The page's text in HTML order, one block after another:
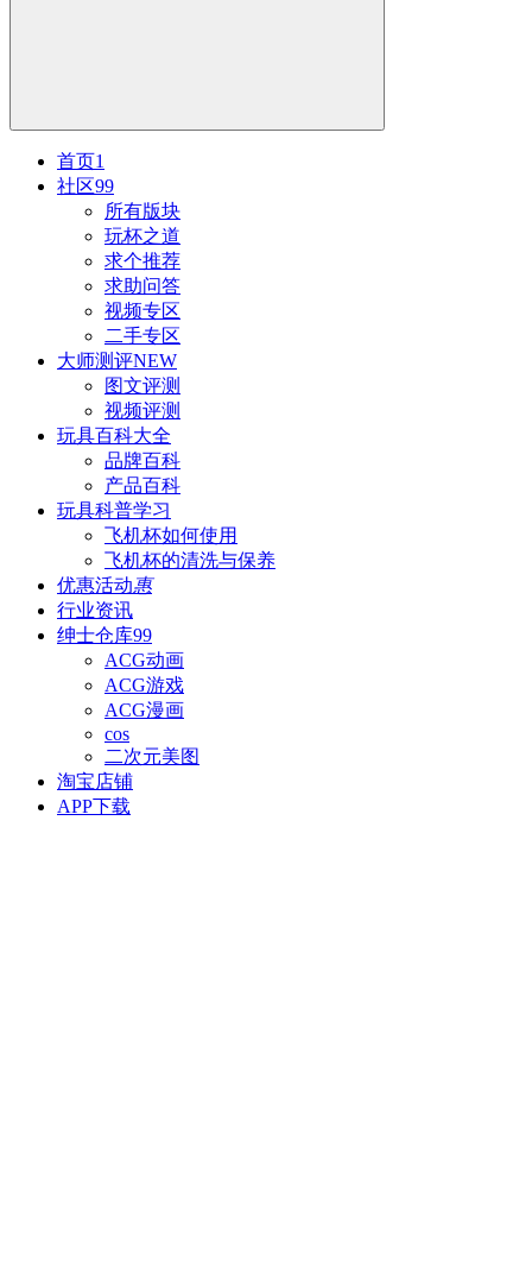
首页1
社区99
所有版块
玩杯之道
求个推荐
求助问答
视频专区
二手专区
大师测评NEW
图文评测
视频评测
玩具百科大全
品牌百科
产品百科
玩具科普学习
飞机杯如何使用
飞机杯的清洗与保养
优惠活动惠
行业资讯
绅士仓库99
ACG动画
ACG游戏
ACG漫画
cos
二次元美图
淘宝店铺
APP下载